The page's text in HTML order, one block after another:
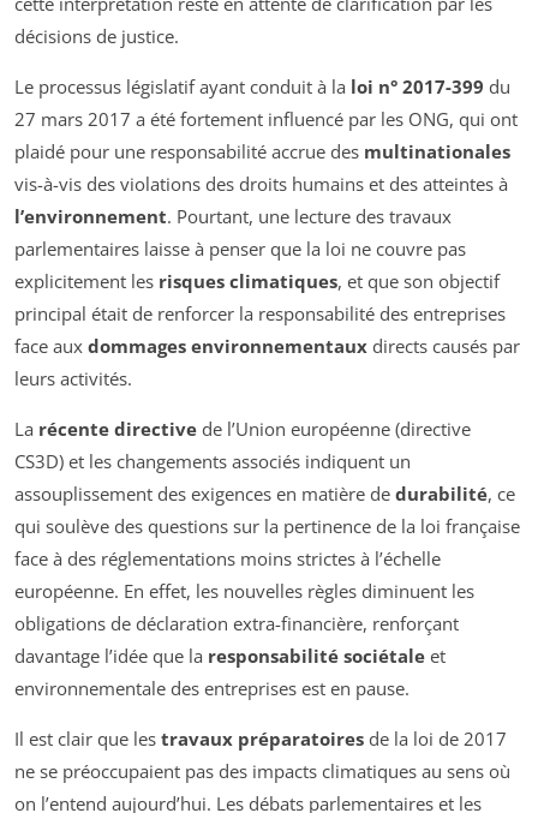
décisions de justice.
Le processus législatif ayant conduit à la loi n° 2017-399 du
27 mars 2017 a été fortement influencé par les ONG, qui ont
plaidé pour une responsabilité accrue des multinationales
vis-à-vis des violations des droits humains et des atteintes à
l’environnement. Pourtant, une lecture des travaux
parlementaires laisse à penser que la loi ne couvre pas
explicitement les risques climatiques, et que son objectif
principal était de renforcer la responsabilité des entreprises
face aux dommages environnementaux directs causés par
leurs activités.
La récente directive de l’Union européenne (directive
CS3D) et les changements associés indiquent un
assouplissement des exigences en matière de durabilité, ce
qui soulève des questions sur la pertinence de la loi française
face à des réglementations moins strictes à l’échelle
européenne. En effet, les nouvelles règles diminuent les
obligations de déclaration extra-financière, renforçant
davantage l’idée que la responsabilité sociétale et
environnementale des entreprises est en pause.
Il est clair que les travaux préparatoires de la loi de 2017
ne se préoccupaient pas des impacts climatiques au sens où
on l’entend aujourd’hui. Les débats parlementaires et les